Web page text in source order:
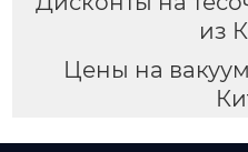
из
Цены на